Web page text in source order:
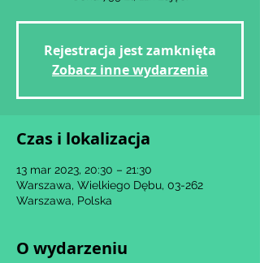
Rejestracja jest zamknięta
Zobacz inne wydarzenia
Czas i lokalizacja
13 mar 2023, 20:30 – 21:30
Warszawa, Wielkiego Dębu, 03-262
Warszawa, Polska
O wydarzeniu